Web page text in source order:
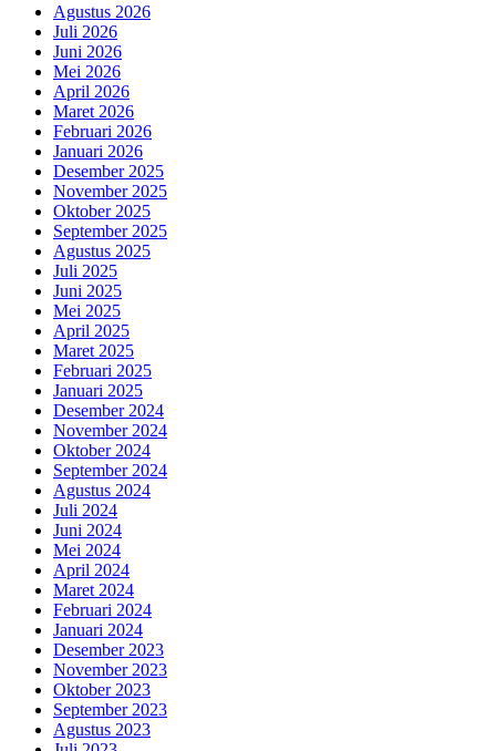
Agustus 2026
Juli 2026
Juni 2026
Mei 2026
April 2026
Maret 2026
Februari 2026
Januari 2026
Desember 2025
November 2025
Oktober 2025
September 2025
Agustus 2025
Juli 2025
Juni 2025
Mei 2025
April 2025
Maret 2025
Februari 2025
Januari 2025
Desember 2024
November 2024
Oktober 2024
September 2024
Agustus 2024
Juli 2024
Juni 2024
Mei 2024
April 2024
Maret 2024
Februari 2024
Januari 2024
Desember 2023
November 2023
Oktober 2023
September 2023
Agustus 2023